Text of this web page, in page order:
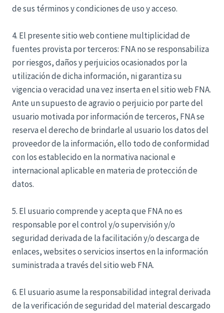
de sus términos y condiciones de uso y acceso.
4. El presente sitio web contiene multiplicidad de
fuentes provista por terceros: FNA no se responsabiliza
por riesgos, daños y perjuicios ocasionados por la
utilización de dicha información, ni garantiza su
vigencia o veracidad una vez inserta en el sitio web FNA.
Ante un supuesto de agravio o perjuicio por parte del
usuario motivada por información de terceros, FNA se
reserva el derecho de brindarle al usuario los datos del
proveedor de la información, ello todo de conformidad
con los establecido en la normativa nacional e
internacional aplicable en materia de protección de
datos.
5. El usuario comprende y acepta que FNA no es
responsable por el control y/o supervisión y/o
seguridad derivada de la facilitación y/o descarga de
enlaces, websites o servicios insertos en la información
suministrada a través del sitio web FNA.
6. El usuario asume la responsabilidad integral derivada
de la verificación de seguridad del material descargado